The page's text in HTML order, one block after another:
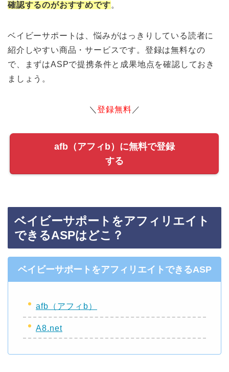
確認するのがおすすめです。
ベイビーサポートは、悩みがはっきりしている読者に
紹介しやすい商品・サービスです。登録は無料なの
で、まずはASPで提携条件と成果地点を確認しておき
ましょう。
＼登録無料 ／
afb（アフィb）に無料で登録
する
ベイビーサポートをアフィリエイト
できるASPはどこ？
ベイビーサポートをアフィリエイトできるASP
afb（アフィb）
A8.net